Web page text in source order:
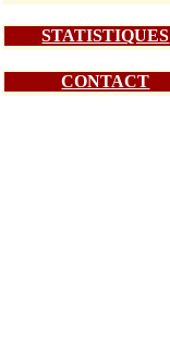
STATISTIQUES
CONTACT